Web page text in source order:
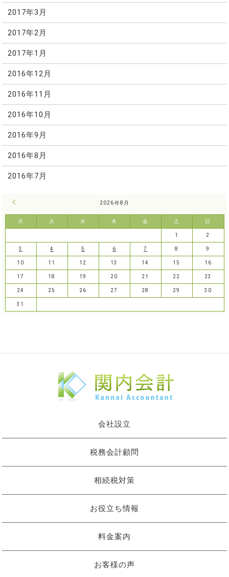
2017年3月
2017年2月
2017年1月
2016年12月
2016年11月
2016年10月
2016年9月
2016年8月
2016年7月
2026年8月
月 火 水 木 金 土 日
1 2
3 4 5 6 7 8 9
10 11 12 13 14 15 16
17 18 19 20 21 22 23
24 25 26 27 28 29 30
31
会社設立
税務会計顧問
相続税対策
お役立ち情報
料金案内
お客様の声